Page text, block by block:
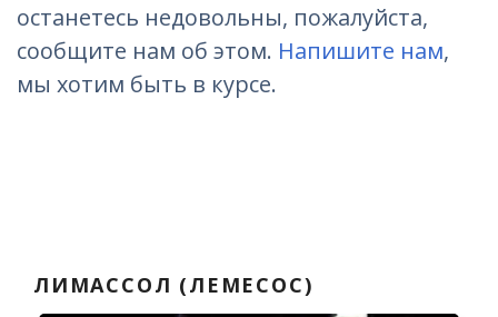
останетесь недовольны, пожалуйста,
сообщите нам об этом. Напишите нам,
мы хотим быть в курсе.
ЛИМАССОЛ (ЛЕМЕСОС)